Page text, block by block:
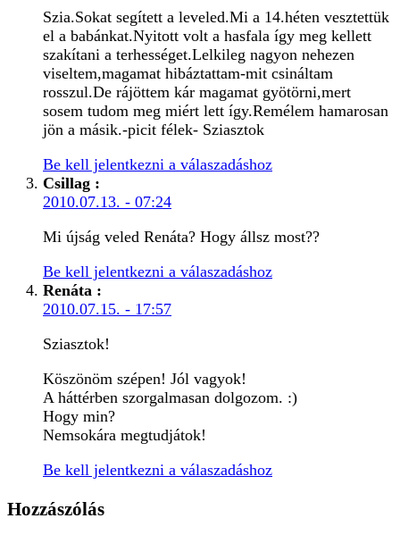
Szia.Sokat segített a leveled.Mi a 14.héten vesztettük
el a babánkat.Nyitott volt a hasfala így meg kellett
szakítani a terhességet.Lelkileg nagyon nehezen
viseltem,magamat hibáztattam-mit csináltam
rosszul.De rájöttem kár magamat gyötörni,mert
sosem tudom meg miért lett így.Remélem hamarosan
jön a másik.-picit félek- Sziasztok
Be kell jelentkezni a válaszadáshoz
Csillag :
2010.07.13. - 07:24
Mi újság veled Renáta? Hogy állsz most??
Be kell jelentkezni a válaszadáshoz
Renáta :
2010.07.15. - 17:57
Sziasztok!
Köszönöm szépen! Jól vagyok!
A háttérben szorgalmasan dolgozom. :)
Hogy min?
Nemsokára megtudjátok!
Be kell jelentkezni a válaszadáshoz
Hozzászólás